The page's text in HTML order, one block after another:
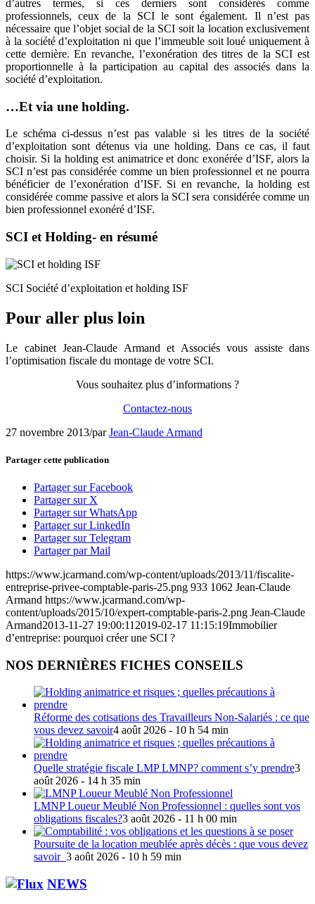
d’autres termes, si ces derniers sont considérés comme
professionnels, ceux de la SCI le sont également. Il n’est pas
nécessaire que l’objet social de la SCI soit la location exclusivement
à la société d’exploitation ni que l’immeuble soit loué uniquement à
cette dernière. En revanche, l’exonération des titres de la SCI est
proportionnelle à la participation au capital des associés dans la
société d’exploitation.
…Et via une holding.
Le schéma ci-dessus n’est pas valable si les titres de la société
d’exploitation sont détenus via une holding. Dans ce cas, il faut
choisir. Si la holding est animatrice et donc exonérée d’ISF, alors la
SCI n’est pas considérée comme un bien professionnel et ne pourra
bénéficier de l’exonération d’ISF. Si en revanche, la holding est
considérée comme passive et alors la SCI sera considérée comme un
bien professionnel exonéré d’ISF.
SCI et Holding- en résumé
SCI Société d’exploitation et holding ISF
Pour aller plus loin
Le cabinet Jean-Claude Armand et Associés vous assiste dans
l’optimisation fiscale du montage de votre SCI.
Vous souhaitez plus d’informations ?
Contactez-nous
27 novembre 2013/parJean-Claude Armand
Partager cette publication
Partager sur Facebook
Partager sur X
Partager sur WhatsApp
Partager sur LinkedIn
Partager sur Telegram
Partager par Mail
https://www.jcarmand.com/wp-content/uploads/2013/11/fiscalite-
entreprise-privee-comptable-paris-25.png 933 1062 Jean-Claude
Armand https://www.jcarmand.com/wp-
content/uploads/2015/10/expert-comptable-paris-2.png Jean-Claude
Armand2013-11-27 19:00:11 2019-02-17 11:15:19Immobilier
d’entreprise: pourquoi créer une SCI ?
NOS DERNIÈRES FICHES CONSEILS
Réforme des cotisations des Travailleurs Non-Salariés : ce que
vous devez savoir4 août 2026 - 10 h 54 min
Quelle stratégie fiscale LMP LMNP? comment s’y prendre3
août 2026 - 14 h 35 min
LMNP Loueur Meublé Non Professionnel : quelles sont vos
obligations fiscales?3 août 2026 - 11 h 00 min
Poursuite de la location meublée après décès : que vous devez
savoir 3 août 2026 - 10 h 59 min
NEWS